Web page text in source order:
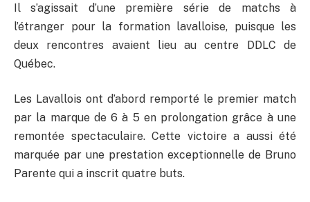
Il s’agissait d’une première série de matchs à
l’étranger pour la formation lavalloise, puisque les
deux rencontres avaient lieu au centre DDLC de
Québec.
Les Lavallois ont d’abord remporté le premier match
par la marque de 6 à 5 en prolongation grâce à une
remontée spectaculaire. Cette victoire a aussi été
marquée par une prestation exceptionnelle de Bruno
Parente qui a inscrit quatre buts.